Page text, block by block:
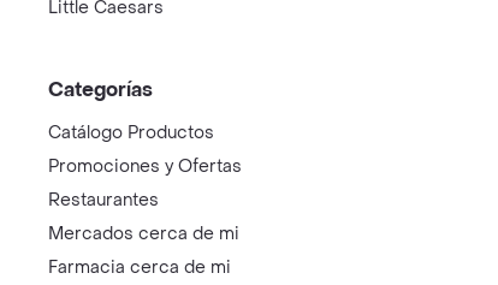
Little Caesars
Categorías
Catálogo Productos
Promociones y Ofertas
Restaurantes
Mercados cerca de mi
Farmacia cerca de mi